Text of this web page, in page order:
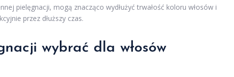
pielęgnacji, mogą znacząco wydłużyć trwałość koloru włosów i
przez dłuższy czas.
wybrać dla włosów